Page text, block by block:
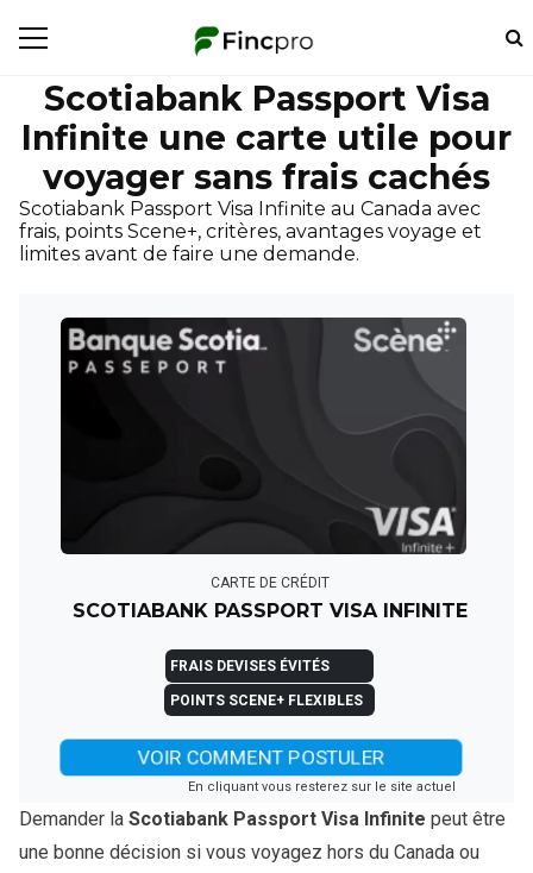
Scotiabank Passport Visa
Infinite une carte utile pour
voyager sans frais cachés
Scotiabank Passport Visa Infinite au Canada avec
frais, points Scene+, critères, avantages voyage et
limites avant de faire une demande.
CARTE DE CRÉDIT
SCOTIABANK PASSPORT VISA INFINITE
FRAIS DEVISES ÉVITÉS
POINTS SCENE+ FLEXIBLES
VOIR COMMENT POSTULER
En cliquant vous resterez sur le site actuel
Demander la Scotiabank Passport Visa Infinite peut être
une bonne décision si vous voyagez hors du Canada ou